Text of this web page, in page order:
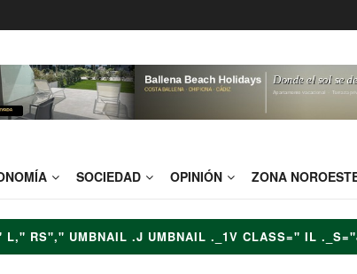
SOCIEDAD OPINIÓN ZONA
RS"," UMBNAIL .J UMBNAIL ._1V CLASS=" IL